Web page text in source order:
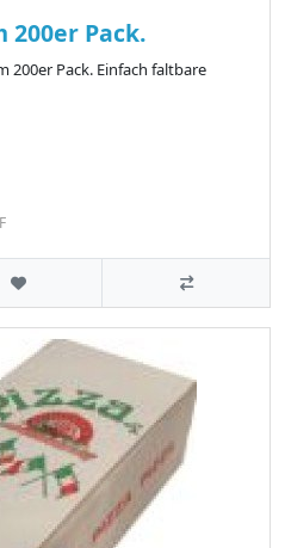
200er Pack.
200er Pack. Einfach faltbare